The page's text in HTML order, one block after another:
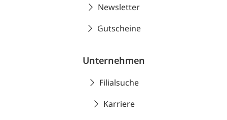
Newsletter
Gutscheine
Unternehmen
Filialsuche
Karriere